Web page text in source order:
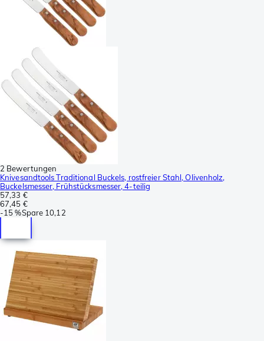
2 Bewertungen
Knivesandtools Traditional Buckels, rostfreier Stahl, Olivenholz,
Buckelsmesser, Frühstücksmesser, 4-teilig
57,33 €
67,45 €
-15 %Spare 10,12